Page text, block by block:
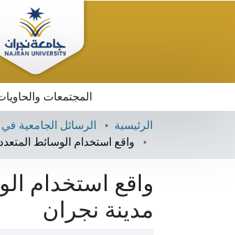
المجتمعات
الرئيسية الرسائل الجامعية
واقع استخدام الوسائط
واقع استخدام
مدينة نجران